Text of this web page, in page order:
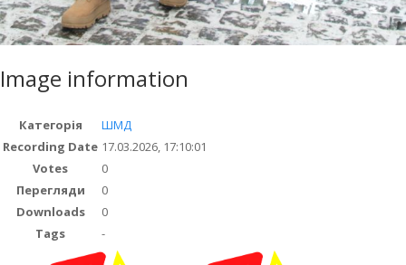
Image information
Категорія
ШМД
Recording Date 17.03.2026, 17:10:01
Votes
0
Перегляди
0
Downloads
0
Tags
-